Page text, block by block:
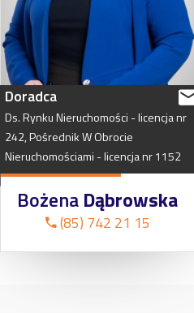
Doradca
Ds.RynkuNieruchomości -licencjanr
242,PośrednikWObrocie
Nieruchomościami -licencjanr1152
BożenaDąbrowska
(85) 742 21 15